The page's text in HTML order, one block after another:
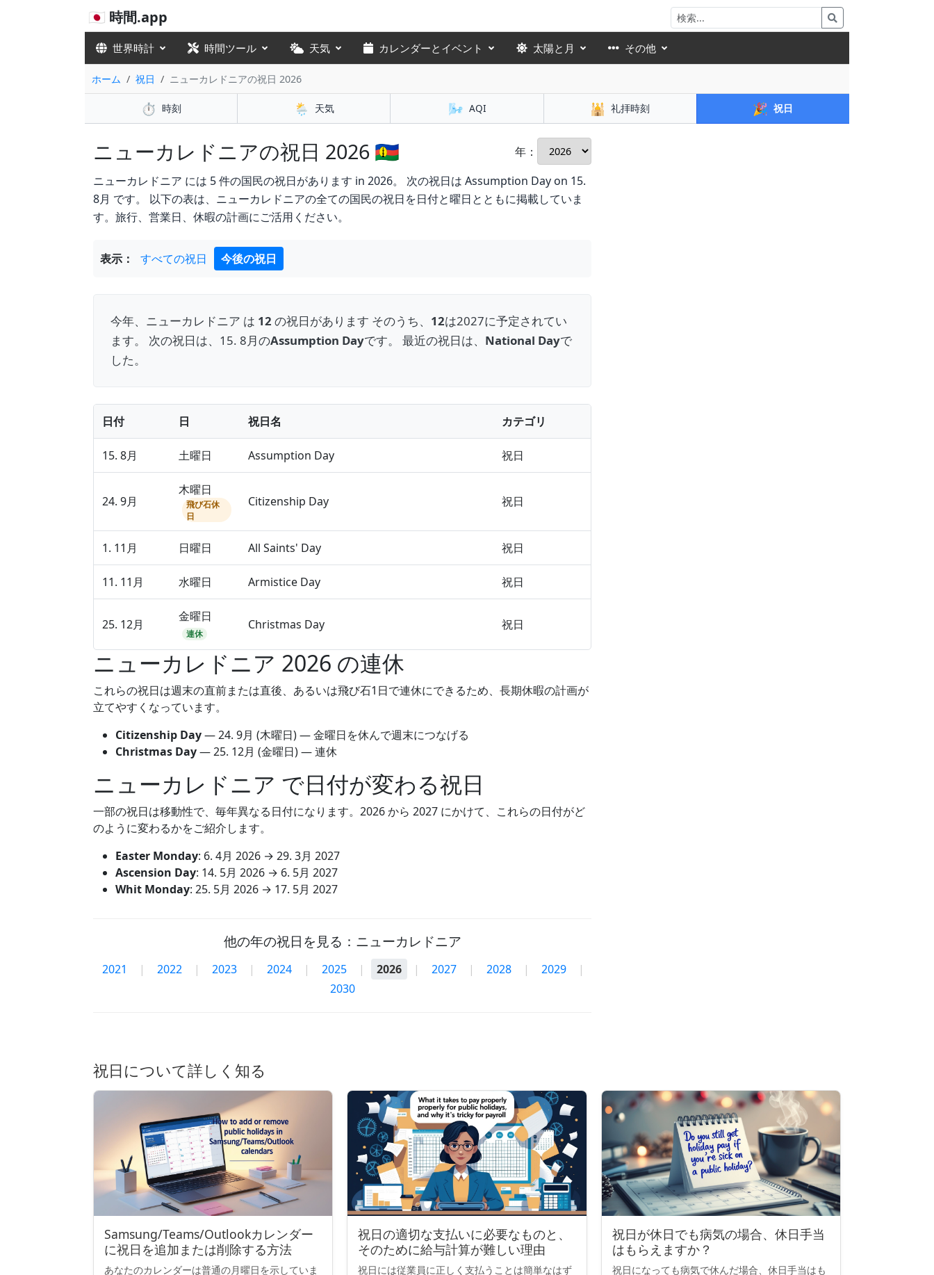
🇯🇵 時間.app
世界時計 時間ツール 天気 カレンダーとイベント 太陽と月 その他
ホーム 祝日 ニューカレドニアの祝日 2026
⏱️ 時刻 🌦️ 天気 🌬️ AQI 🕌 礼拝時刻 🎉 祝日
ニューカレドニアの祝日 2026 🇳🇨
年：
ニューカレドニア には 5 件の国民の祝日があります in 2026。 次の祝日は Assumption Day on 15.
8月 です。 以下の表は、ニューカレドニアの全ての国民の祝日を日付と曜日とともに掲載していま
す。旅行、営業日、休暇の計画にご活用ください。
表示： すべての祝日 今後の祝日
今年、ニューカレドニア は 12 の祝日があります そのうち、 12は2027に予定されてい
ます。 次の祝日は、15. 8月のAssumption Dayです。 最近の祝日は、 National Dayで
した。
日付 日 祝日名 カテゴリ
15. 8月 土曜日 Assumption Day 祝日
24. 9月
木曜日
飛び石休
日
Citizenship Day 祝日
1. 11月 日曜日 All Saints' Day 祝日
11. 11月 水曜日 Armistice Day 祝日
25. 12月
金曜日
連休
Christmas Day 祝日
ニューカレドニア 2026 の連休
これらの祝日は週末の直前または直後、あるいは飛び石1日で連休にできるため、長期休暇の計画が
立てやすくなっています。
Citizenship Day—24. 9月 (木曜日) — 金曜日を休んで週末につなげる
Christmas Day—25. 12月 (金曜日) — 連休
ニューカレドニア で日付が変わる祝日
一部の祝日は移動性で、毎年異なる日付になります。2026 から 2027 にかけて、これらの日付がど
のように変わるかをご紹介します。
Easter Monday: 6. 4月 2026 → 29. 3月 2027
Ascension Day: 14. 5月 2026 → 6. 5月 2027
Whit Monday: 25. 5月 2026 → 17. 5月 2027
他の年の祝日を見る：ニューカレドニア
2021 | 2022 | 2023 | 2024 | 2025 | 2026 | 2027 | 2028 | 2029
|
2030
祝日について詳しく知る
Samsung/Teams/Outlookカレンダー
に祝日を追加または削除する方法
あなたのカレンダーは普通の月曜日を示していま
祝日の適切な支払いに必要なものと、
そのために給与計算が難しい理由
祝日には従業員に正しく支払うことは簡単なはず
祝日が休日でも病気の場合、休日手当
はもらえますか？
祝日になっても病気で休んだ場合、休日手当はも